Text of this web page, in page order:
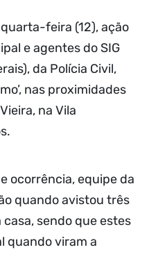
feira (12), ação
e agentes do SIG
da Polícia Civil,
nas proximidades
na Vila
ocorrência, equipe da
quando avistou três
sendo que estes
quando viram a